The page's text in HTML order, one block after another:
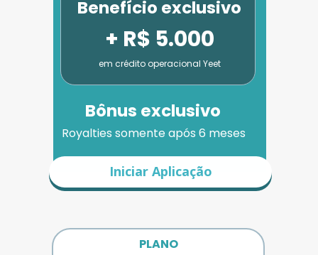
PLANO
Iniciar Aplicação
Bônus exclusivo
+ R$ 5.000
em crédito operacional Yeet
Benefício exclusivo
Royalties somente após 6 meses